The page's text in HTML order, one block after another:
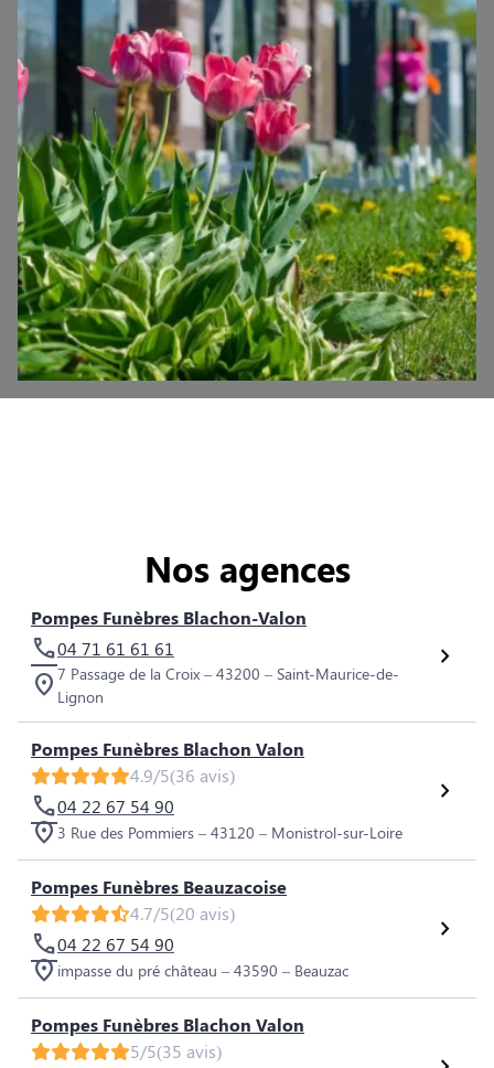
Nos agences
Pompes Funèbres Blachon-Valon
04 71 61 61 61
7 Passage de la Croix – 43200 – Saint-Maurice-de-
Lignon
Pompes Funèbres Blachon Valon
4.9/5(36 avis)
04 22 67 54 90
3 Rue des Pommiers – 43120 – Monistrol-sur-Loire
Pompes Funèbres Beauzacoise
4.7/5(20 avis)
04 22 67 54 90
impasse du pré château – 43590 – Beauzac
Pompes Funèbres Blachon Valon
5/5(35 avis)